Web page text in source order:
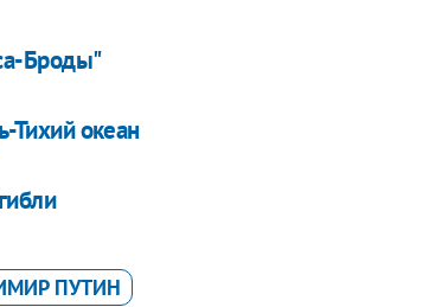
Броды"
Тихий океан
ПУТИН